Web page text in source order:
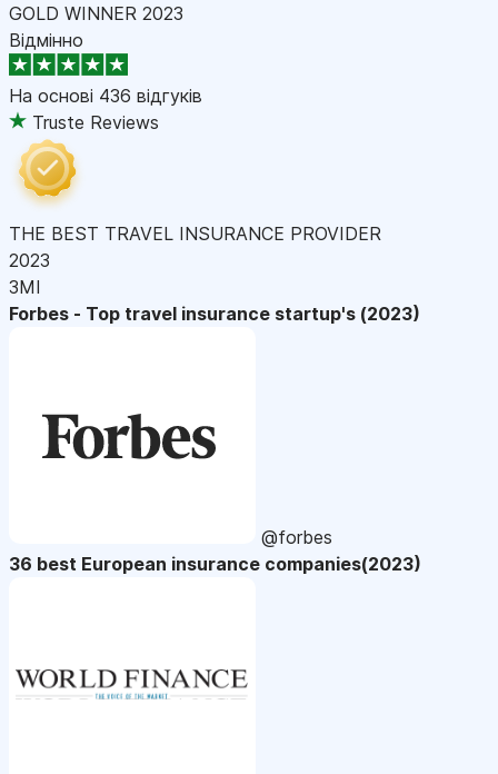
GOLD WINNER 2023
Відмінно
На основі 436 відгуків
Truste Reviews
THE BEST TRAVEL INSURANCE PROVIDER
2023
ЗМІ
Forbes - Top travel insurance startup's (2023)
@forbes
36 best European insurance companies(2023)